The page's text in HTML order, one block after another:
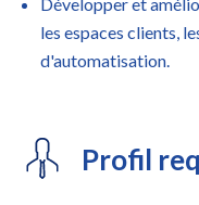
les espaces clients,
d'automatisation.
Profil